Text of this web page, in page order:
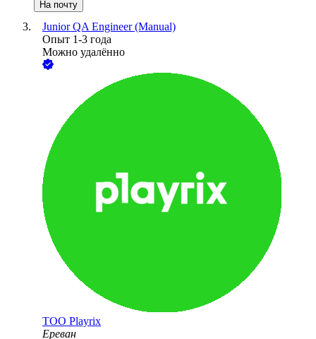
На почту
Junior QA Engineer (Manual)
Опыт 1-3 года
Можно удалённо
ТОО Playrix
Ереван